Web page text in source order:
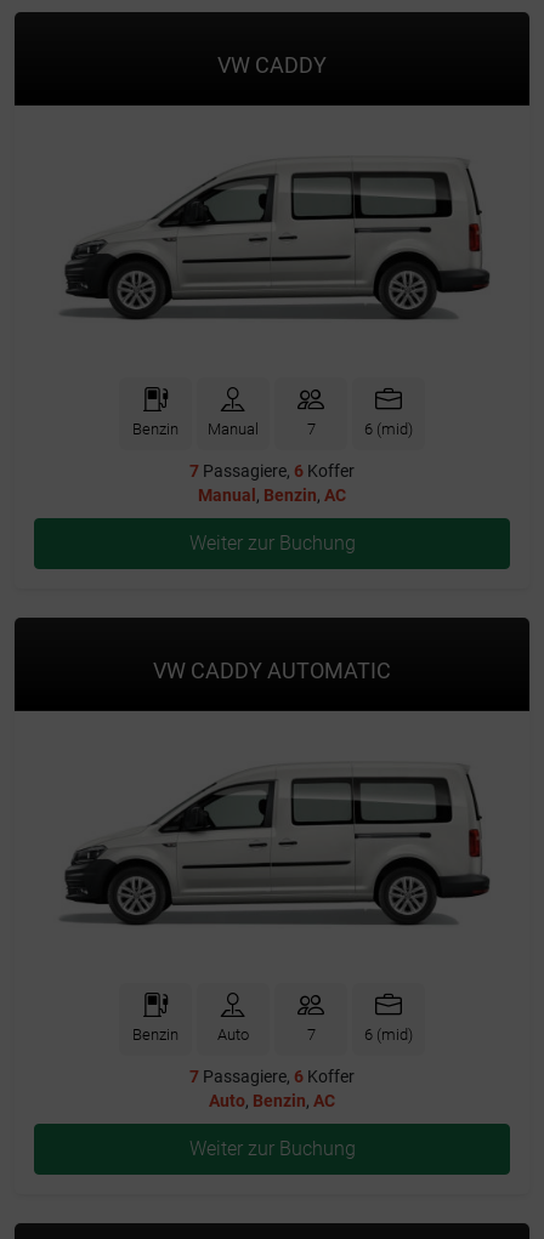
VW CADDY
Benzin Manual 7 6 (mid)
7 Passagiere, 6 Koffer
Manual , Benzin, AC
Weiter zur Buchung
VW CADDY AUTOMATIC
Benzin Auto 7 6 (mid)
7 Passagiere, 6 Koffer
Auto, Benzin, AC
Weiter zur Buchung